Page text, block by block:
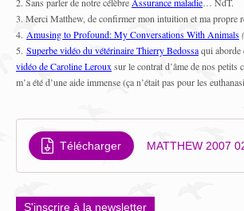
3. Merci Matthew, de confirmer mon intuition et ma propre
4. Amusing to Profound: My Conversations With Animals(
5. Superbe vidéo du vétérinaire Thierry Bedossaqui aborde
vidéo de Caroline Leroux sur le contrat d’âme de nos petits
m’a été d’une aide immense (ça n’était pas pour les
Télécharger MATTHEW 2007
S'inscrire à la newsletter